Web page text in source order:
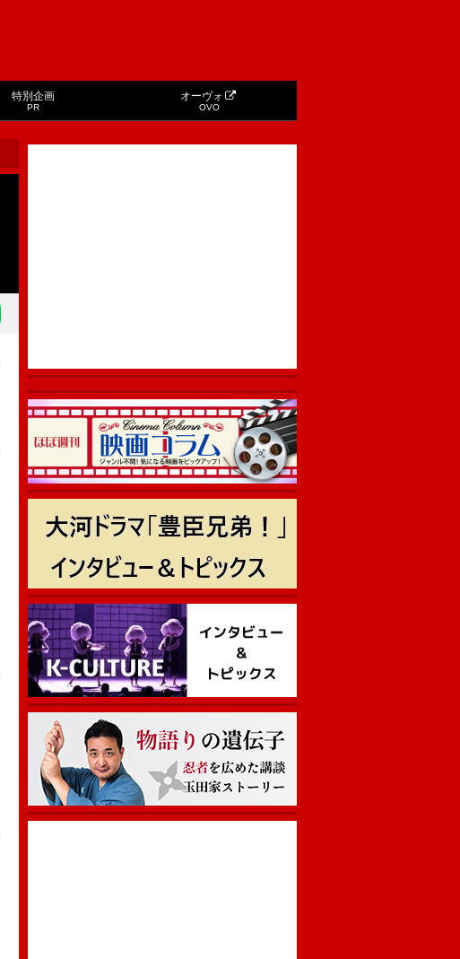
特別企画
PR
オーヴォ
OVO